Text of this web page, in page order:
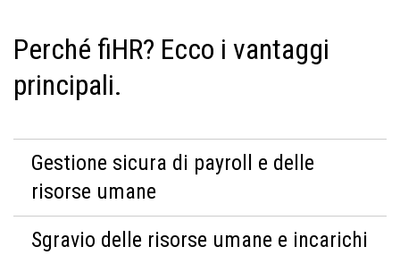
Perché fiHR? Ecco i vantaggi
principali.
Gestione sicura di payroll e delle
risorse umane
Sgravio delle risorse umane e incarichi